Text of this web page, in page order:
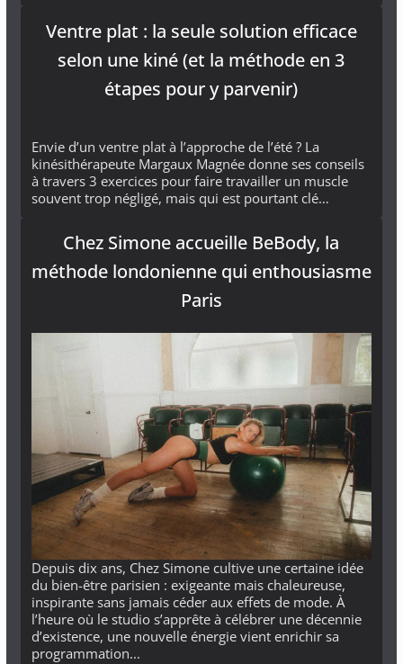
Ventre plat : la seule solution efficace
selon une kiné (et la méthode en 3
étapes pour y parvenir)
Envie d’un ventre plat à l’approche de l’été ? La
kinésithérapeute Margaux Magnée donne ses conseils
à travers 3 exercices pour faire travailler un muscle
souvent trop négligé, mais qui est pourtant clé…
Chez Simone accueille BeBody, la
méthode londonienne qui enthousiasme
Paris
Depuis dix ans, Chez Simone cultive une certaine idée
du bien-être parisien : exigeante mais chaleureuse,
inspirante sans jamais céder aux effets de mode. À
l’heure où le studio s’apprête à célébrer une décennie
d’existence, une nouvelle énergie vient enrichir sa
programmation...